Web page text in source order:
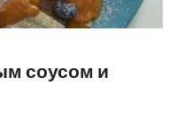
соусом и